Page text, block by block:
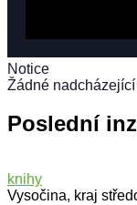
Notice
Žádné
Poslední
knihy
Vysočina, kraj